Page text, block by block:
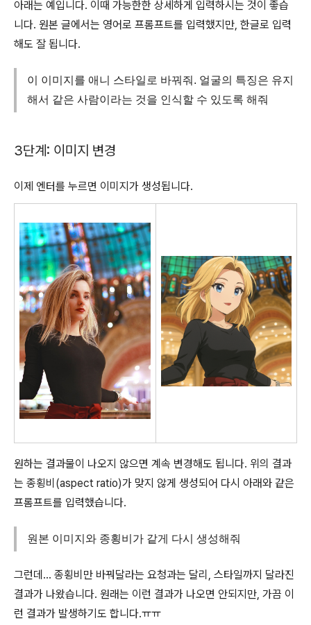
아래는 예입니다. 이때 가능한한 상세하게 입력하시는 것이 좋습
니다. 원본 글에서는 영어로 프롬프트를 입력했지만, 한글로 입력
해도 잘 됩니다.
이 이미지를 애니 스타일로 바꿔줘. 얼굴의 특징은 유지
해서 같은 사람이라는 것을 인식할 수 있도록 해줘
3단계: 이미지 변경
이제 엔터를 누르면 이미지가 생성됩니다.
원하는 결과물이 나오지 않으면 계속 변경해도 됩니다. 위의 결과
는 종횡비(aspect ratio)가 맞지 않게 생성되어 다시 아래와 같은
프롬프트를 입력했습니다.
원본 이미지와 종횡비가 같게 다시 생성해줘
그런데... 종횡비만 바꿔달라는 요청과는 달리, 스타일까지 달라진
결과가 나왔습니다. 원래는 이런 결과가 나오면 안되지만, 가끔 이
런 결과가 발생하기도 합니다.ㅠㅠ